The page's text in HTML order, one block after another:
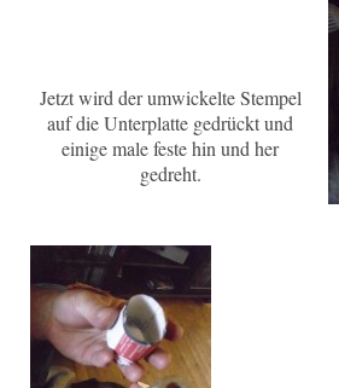
Jetzt wird der umwickelte Stempel
auf die Unterplatte gedrückt und
einige male feste hin und her
gedreht.